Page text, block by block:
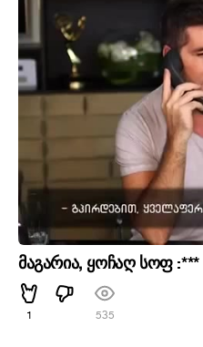
მაგარია, ყოჩაღ სოფ :***
1 535